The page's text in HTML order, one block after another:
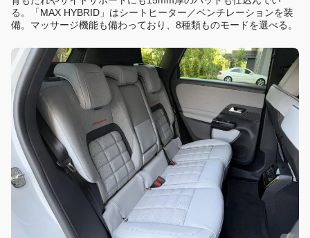
る。「MAX HYBRID」はシートヒーター／ベンチレーションを装
備。マッサージ機能も備わっており、8種類ものモードを選べる。